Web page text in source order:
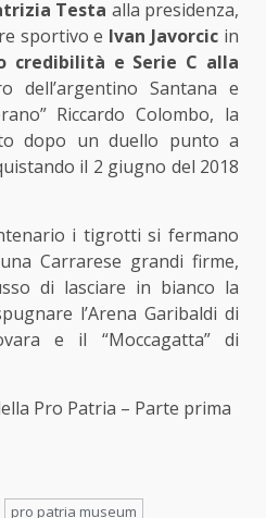
Testa alla presidenza,
sportivo e Ivan Javorcic in
credibilità e Serie C alla
dell’argentino Santana e
Riccardo Colombo, la
dopo un duello punto a
il 2 giugno del 2018
i tigrotti si fermano
Carrarese grandi firme,
di lasciare in bianco la
l’Arena Garibaldi di
e il “Moccagatta” di
Pro Patria – Parte prima
pro patria museum